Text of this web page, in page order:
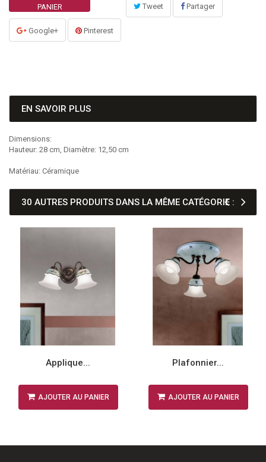
PANIER
Tweet Partager
Google+ Pinterest
EN SAVOIR PLUS
Dimensions:
Hauteur: 28 cm, Diamètre: 12,50 cm
Matériau: Céramique
30 AUTRES PRODUITS DANS LA MÊME CATÉGORIE :
Applique...
AJOUTER AU PANIER
Plafonnier...
AJOUTER AU PANIER